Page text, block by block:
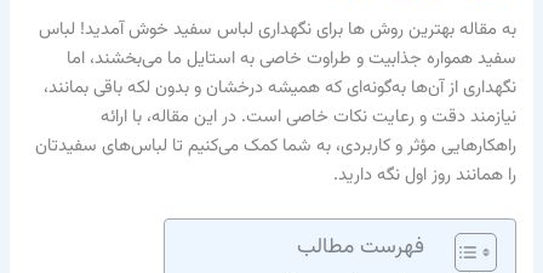
به مقاله بهترین روش ها برای نگهداری لباس سفید خوش آمدید! لباس
سفید همواره جذابیت و طراوت خاصی به استایل ما می‌بخشند، اما
نگهداری از آن‌ها به‌گونه‌ای که همیشه درخشان و بدون لکه باقی بمانند،
نیازمند دقت و رعایت نکات خاصی است. در این مقاله، با ارائه
راهکارهایی مؤثر و کاربردی، به شما کمک می‌کنیم تا لباس‌های سفیدتان
را همانند روز اول نگه دارید.
فهرست مطالب